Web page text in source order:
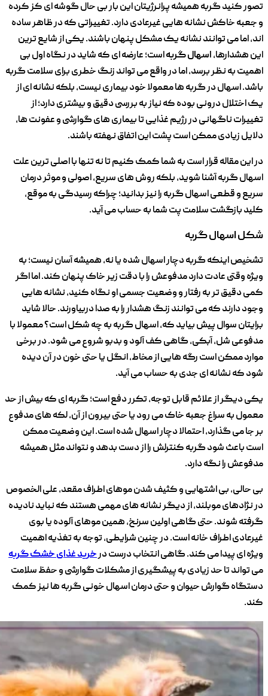
تصور کنید گربه همیشه پرانرژیتان این ‌بار بی ‌حال گوشه ‌ای کز کرده
و جعبه خاکش نشانه ‌هایی غیرعادی دارد. تغییراتی که در ظاهر ساده
‌اند، اما می ‌توانند نشانه‌ یک مشکل پنهان باشند. یکی از شایع ‌ترین
این هشدارها،اسهال گربهاست؛ عارضه ‌ای که شاید در نگاه اول بی
‌اهمیت به نظر برسد، اما در واقع می ‌تواند زنگ خطری برای سلامت گربه
باشد. اسهال در گربه ‌ها معمولا خود بیماری نیست، بلکه نشانه ‌ای از
یک اختلال درونی بوده که نیاز به بررسی دقیق و بیشتری دارد؛ از
تغییرات ناگهانی در رژیم غذایی تا بیماری ‌های گوارشی و عفونت‌ ها،
دلایل زیادی ممکن است پشت این اتفاق نهفته باشند.
در این مقاله قرار است به شما کمک کنیم تا نه تنها با اصلی ترین علت
اسهال گربه آشنا شوید، بلکه روش‌ های سریع، اصولی و موثر درمان
سریع و قطعی اسهال گربه را نیز بدانید؛ چراکه رسیدگی به موقع،
کلید بازگشت سلامت پت شما به حساب می آید.
شکل اسهال گربه
تشخیص اینکه گربه دچار اسهال شده یا نه، همیشه آسان نیست؛ به
‌ویژه وقتی عادت دارد مدفوعش را با دقت زیر خاک پنهان کند. اما اگر
کمی دقیق ‌تر به رفتار و وضعیت جسمی او نگاه کنید، نشانه‌ هایی
وجود دارند که می ‌توانند زنگ هشدار را به صدا دربیاورند. حالا شاید
برایتان سوال پیش بیاید که، اسهال گربه به چه شکل است؟ معمولا با
مدفوعی شل، آبکی، گاهی کف‌ آلود و بدبو شروع می ‌شود. در برخی
موارد ممکن است رگه ‌هایی از مخاط، انگل یا حتی خون در آن دیده
شود که نشانه ‌ای جدی‌ به حساب می ‌آید.
یکی دیگر از علائم قابل توجه، تکرر دفع است؛ گربه ‌ای که بیش از حد
معمول به سراغ جعبه خاک می ‌رود یا حتی بیرون از آن، لکه‌ های مدفوع
بر جا می ‌گذارد، احتمالا دچار اسهال شده است. این وضعیت ممکن
است باعث شود گربه کنترلش را از دست بدهد و نتواند مثل همیشه
مدفوعش را نگه دارد.
بی ‌حالی، بی‌ اشتهایی و کثیف شدن موهای اطراف مقعد، علی الخصوص
در نژادهای مو‌بلند، از دیگر نشانه‌ های مهمی هستند که نباید نادیده
گرفته شوند. حتی گاهی اولین سرنخ، همین موهای آلوده یا بوی
غیرعادی اطراف خانه است. در چنین شرایطی، توجه به تغذیه اهمیت
ویژه ‌ای پیدا می ‌کند. گاهی انتخاب درست درخرید غذای خشک گربه
می ‌تواند تا حد زیادی به پیشگیری از مشکلات گوارشی و حفظ سلامت
دستگاه گوارش حیوان و حتی درمان اسهال خونی گربه ها نیز کمک
کند.